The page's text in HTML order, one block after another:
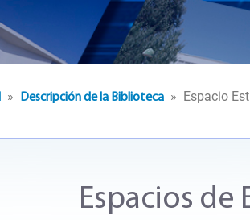
» Descripción de la Biblioteca » Espacio
Espacios de